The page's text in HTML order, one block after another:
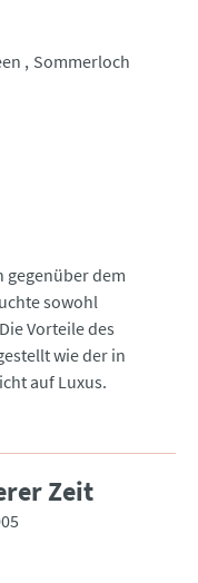
Sommerloch
gegenüber dem
sowohl
Vorteile des
wie der in
auf Luxus.
Zeit